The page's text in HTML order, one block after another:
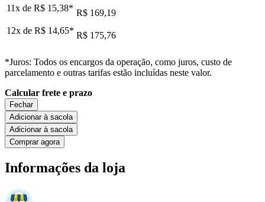
11x de R$ 15,38* R$ 169,19
12x de R$ 14,65* R$ 175,76
*Juros: Todos os encargos da operação, como juros, custo de
parcelamento e outras tarifas estão incluídas neste valor.
Calcular frete e prazo
Fechar
Adicionar à sacola
Adicionar à sacola
Comprar agora
Informações da loja